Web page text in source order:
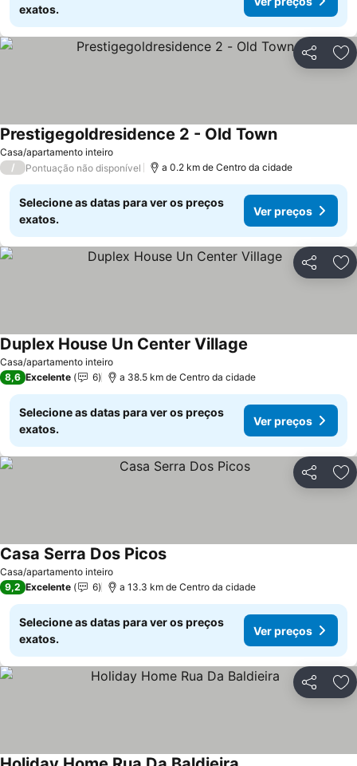
exatos.
Partilhar
Casa/apartamento inteiro
Prestigegoldresidence 2 - Old Town
/ Pontuação não disponível a 0.2 km de Centro da cidade
Selecione as datas para ver os preços
exatos.
Ver preços
Partilhar
Casa/apartamento inteiro
Duplex House Un Center Village
8,6 Excelente 6 a 38.5 km de Centro da cidade
Selecione as datas para ver os preços
exatos.
Ver preços
Partilhar
Casa/apartamento inteiro
Casa Serra Dos Picos
9,2 Excelente 6 a 13.3 km de Centro da cidade
Selecione as datas para ver os preços
exatos.
Ver preços
Partilhar